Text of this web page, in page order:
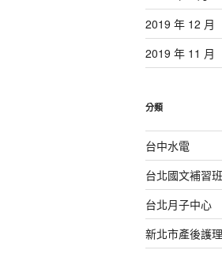
2019 年 12 月
2019 年 11 月
分類
台中水電
台北國文補習班
台北月子中心
新北市產後護